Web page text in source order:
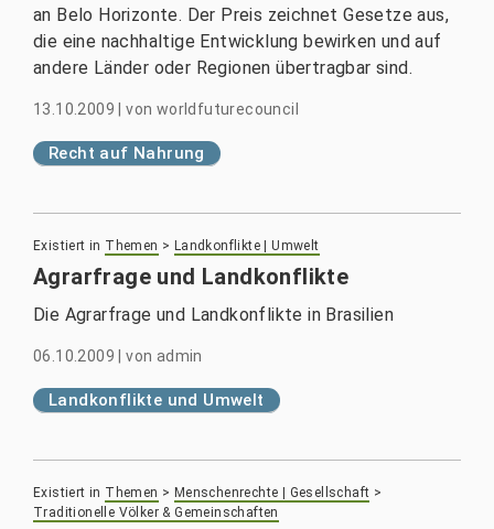
an Belo Horizonte. Der Preis zeichnet Gesetze aus,
die eine nachhaltige Entwicklung bewirken und auf
andere Länder oder Regionen übertragbar sind.
13.10.2009 |von worldfuturecouncil
Recht auf Nahrung
Existiert in Themen > Landkonflikte | Umwelt
Agrarfrage und Landkonflikte
Die Agrarfrage und Landkonflikte in Brasilien
06.10.2009 |von admin
Landkonflikte und Umwelt
Existiert in Themen > Menschenrechte | Gesellschaft >
Traditionelle Völker & Gemeinschaften